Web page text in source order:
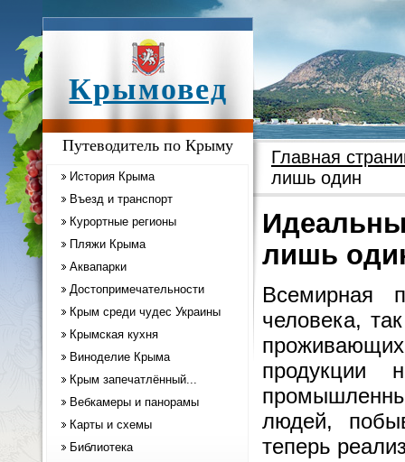
Крымовед
Путеводитель по Крыму
История Крыма
Въезд и транспорт
Курортные регионы
Пляжи Крыма
Аквапарки
Достопримечательности
Крым среди чудес Украины
Крымская кухня
Виноделие Крыма
Крым запечатлённый...
Вебкамеры и панорамы
Карты и схемы
Библиотека
Главная
лишь один
лишь
Всемирная
человека,
продукции
людей,
теперь